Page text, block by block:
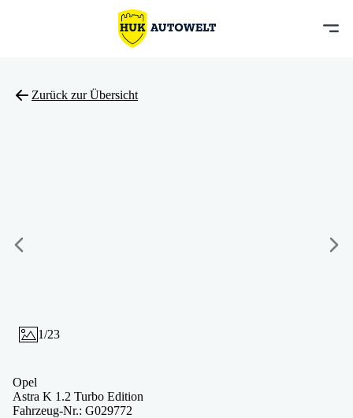
Zurück zur Übersicht
1/23
Opel
Astra K 1.2 Turbo Edition
Fahrzeug-Nr.: G029772